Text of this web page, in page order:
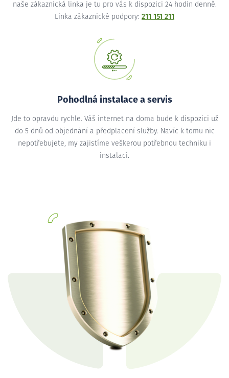
naše zákaznická linka je tu pro vás k dispozici 24 hodin denně.
Linka zákaznické podpory: 211 151 211
Pohodlná instalace a servis
Jde to opravdu rychle. Váš internet na doma bude k dispozici už
do 5 dnů od objednání a předplacení služby. Navíc k tomu nic
nepotřebujete, my zajistíme veškerou potřebnou techniku i
instalaci.